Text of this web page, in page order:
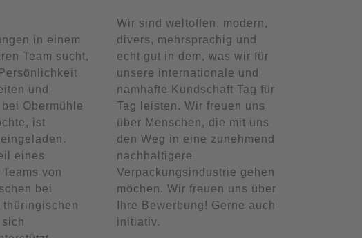
in einem
Team sucht,
und
Obermühle
ist
eines
von
bei
thüringischen
Wir sind weltoffen, modern,
divers, mehrsprachig und
echt gut in dem, was wir für
unsere internationale und
namhafte Kundschaft Tag für
Tag leisten. Wir freuen uns
über Menschen, die mit uns
den Weg in eine zunehmend
nachhaltigere
Verpackungsindustrie gehen
möchen. Wir freuen uns über
Ihre Bewerbung! Gerne auch
initiativ.